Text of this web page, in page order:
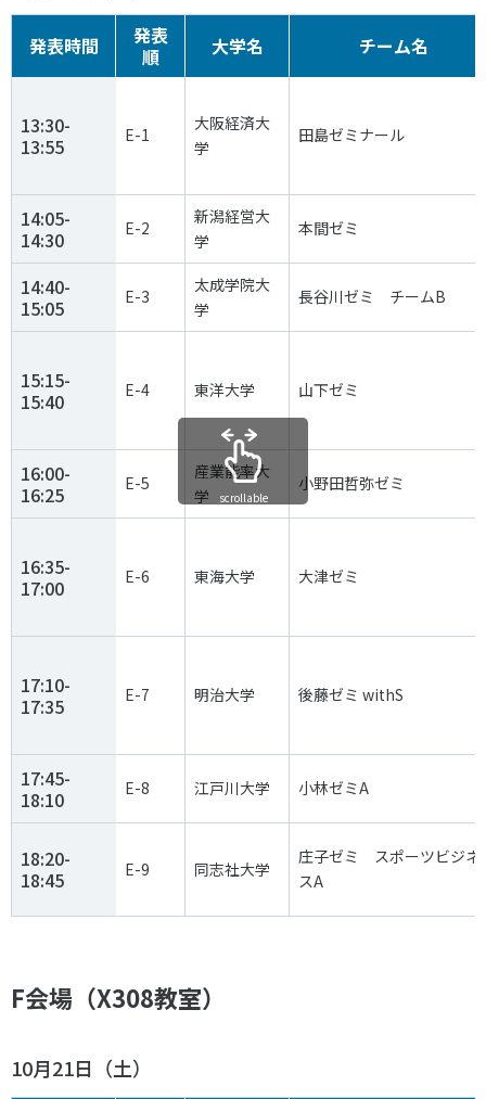
発表時間
発表
順
大学名 チーム名
13:30-
13:55
E-1
大阪経済大
学
田島ゼミナール
14:05-
14:30
E-2
新潟経営大
学
本間ゼミ
14:40-
15:05
E-3
太成学院大
学
長谷川ゼミ チームB
15:15-
15:40
E-4 東洋大学 山下ゼミ
16:00-
16:25
E-5
産業能率大
学
小野田哲弥ゼミ
16:35-
17:00
E-6 東海大学 大津ゼミ
17:10-
17:35
E-7 明治大学 後藤ゼミ withS
17:45-
18:10
E-8 江戸川大学 小林ゼミA
18:20-
18:45
E-9 同志社大学
庄子ゼミ スポーツビジネ
スA
scrollable
F会場（X308教室）
10月21日（土）